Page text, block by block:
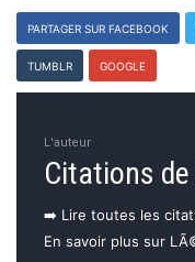
PARTAGER SUR FACEBOOK
TUMBLR GOOGLE
L'auteur
Citations
➡️ Lire toutes les
En savoir plus sur